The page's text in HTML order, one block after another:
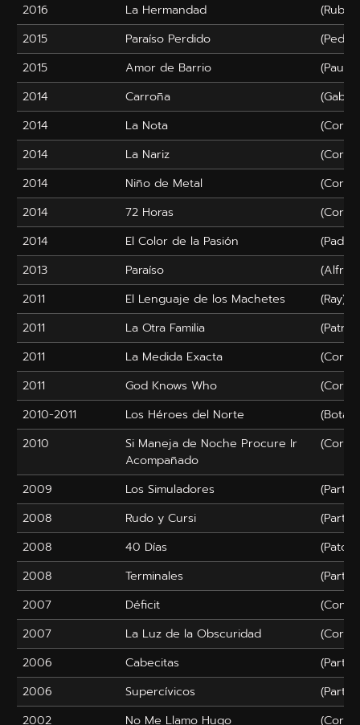
2016
La Hermandad
2015
Paraíso Perdido
(Pedro)
2015
Amor de Barrio
(Paul)
2014
Carroña
2014
La Nota
2014
La Nariz
2014
Niño de Metal
2014
72 Horas
2014
El Color de la Pasión
(Padre
2013
Paraíso
2011
El Lenguaje de los Machetes
(Ray)
2011
La Otra Familia
2011
La Medida Exacta
2011
God Knows Who
2010-2011
Los Héroes del Norte
2010
Si Maneja de Noche Procure Ir
Acompañado
2009 Los Simuladores
2008
Rudo y Cursi
2008
40 Días
(Pato)
2008
Terminales
2007
Déficit
2007
La Luz de la Obscuridad
2006
Cabecitas
2006
Supercívicos
2002
No Me Llamo Hugo